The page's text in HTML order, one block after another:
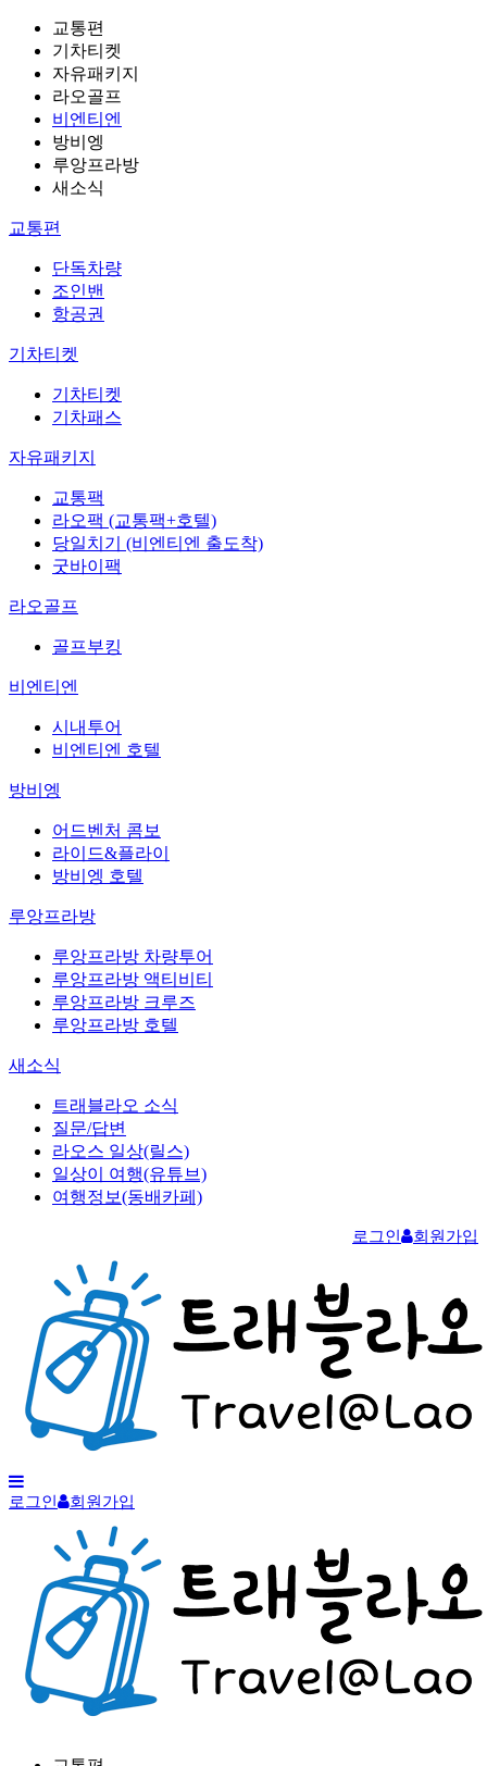
교통편
기차티켓
자유패키지
라오골프
비엔티엔
방비엥
루앙프라방
새소식
교통편
단독차량
조인밴
항공권
기차티켓
기차티켓
기차패스
자유패키지
교통팩
라오팩 (교통팩+호텔)
당일치기 (비엔티엔 출도착)
굿바이팩
라오골프
골프부킹
비엔티엔
시내투어
비엔티엔 호텔
방비엥
어드벤처 콤보
라이드&플라이
방비엥 호텔
루앙프라방
루앙프라방 차량투어
루앙프라방 액티비티
루앙프라방 크루즈
루앙프라방 호텔
새소식
트래블라오 소식
질문/답변
라오스 일상(릴스)
일상이 여행(유튜브)
여행정보(동배카페)
로그인 회원가입
로그인 회원가입